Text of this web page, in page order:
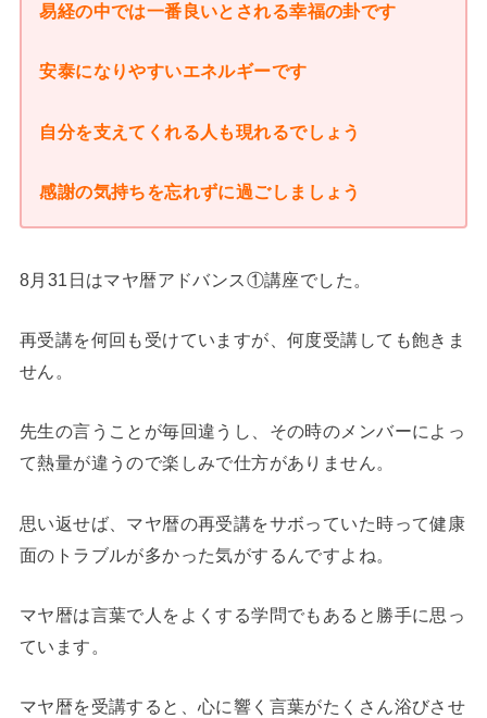
易経の中では一番良いとされる幸福の卦です
安泰になりやすいエネルギーです
自分を支えてくれる人も現れるでしょう
感謝の気持ちを忘れずに過ごしましょう
8月31日はマヤ暦アドバンス①講座でした。
再受講を何回も受けていますが、何度受講しても飽きま
せん。
先生の言うことが毎回違うし、その時のメンバーによっ
て熱量が違うので楽しみで仕方がありません。
思い返せば、マヤ暦の再受講をサボっていた時って健康
面のトラブルが多かった気がするんですよね。
マヤ暦は言葉で人をよくする学問でもあると勝手に思っ
ています。
マヤ暦を受講すると、心に響く言葉がたくさん浴びさせ